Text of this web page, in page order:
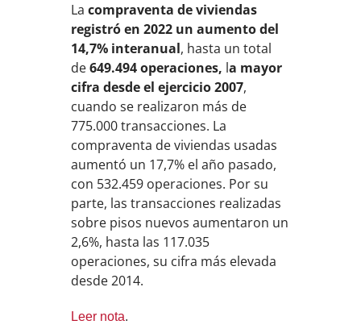
Lacompraventa de viviendas
registró en 2022 un aumento del
14,7% interanual, hasta un total
de649.494 operaciones, la mayor
cifra desde el ejercicio 2007,
cuando se realizaron más de
775.000 transacciones. La
compraventa de viviendas usadas
aumentó un 17,7% el año pasado,
con 532.459 operaciones. Por su
parte, las transacciones realizadas
sobre pisos nuevos aumentaron un
2,6%, hasta las 117.035
operaciones, su cifra más elevada
desde 2014.
Leer nota.